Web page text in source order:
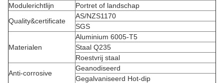
Modulerichtlijn
Portret of landschap
Quality&certificate
AS/NZS1170
SGS
Materialen
Aluminium 6005-T5
Staal Q235
Roestvrij staal
Anti-corrosive
Geanodiseerd
Gegalvaniseerd Hot-dip